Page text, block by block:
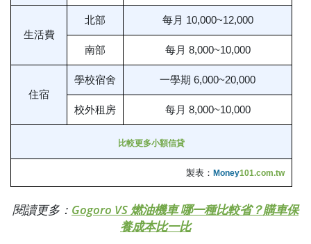
生活費
北部 每月 10,000~12,000
南部 每月 8,000~10,000
住宿
學校宿舍 一學期 6,000~20,000
校外租房 每月 8,000~10,000
比較更多小額信貸
製表： Money101.com.tw
閱讀更多： Gogoro VS 燃油機車 哪一種比較省？購車保
養成本比一比